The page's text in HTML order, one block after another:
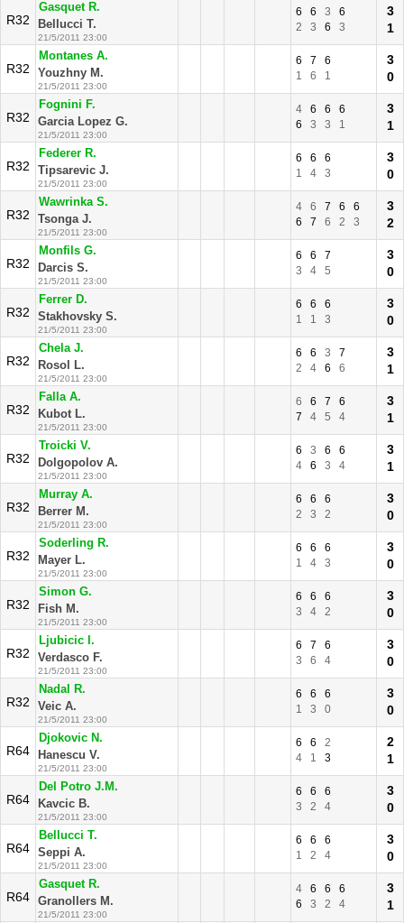
R32
Gasquet R.
Bellucci T.
21/5/2011 23:00
6 6 3
6
2
3 6 3
3
1
R32
Montanes A.
Youzhny M.
21/5/2011 23:00
6 7
6
1
6 1
3
0
R32
Fognini F.
Garcia Lopez G.
21/5/2011 23:00
4 6 6
6
6
3 3 1
3
1
R32
Federer R.
Tipsarevic J.
21/5/2011 23:00
6 6
6
1
4 3
3
0
R32
Wawrinka S.
Tsonga J.
21/5/2011 23:00
4 6 7 6
6
6
7 6 2 3
3
2
R32
Monfils G.
Darcis S.
21/5/2011 23:00
6 6
7
3
4 5
3
0
R32
Ferrer D.
Stakhovsky S.
21/5/2011 23:00
6 6
6
1
1 3
3
0
R32
Chela J.
Rosol L.
21/5/2011 23:00
6 6 3
7
2
4 6 6
3
1
R32
Falla A.
Kubot L.
21/5/2011 23:00
6 6 7
6
7
4 5 4
3
1
R32
Troicki V.
Dolgopolov A.
21/5/2011 23:00
6 3 6
6
4
6 3 4
3
1
R32
Murray A.
Berrer M.
21/5/2011 23:00
6 6
6
2
3 2
3
0
R32
Soderling R.
Mayer L.
21/5/2011 23:00
6 6
6
1
4 3
3
0
R32
Simon G.
Fish M.
21/5/2011 23:00
6 6
6
3
4 2
3
0
R32
Ljubicic I.
Verdasco F.
21/5/2011 23:00
6 7
6
3
6 4
3
0
R32
Nadal R.
Veic A.
21/5/2011 23:00
6 6
6
1
3 0
3
0
R64
Djokovic N.
Hanescu V.
21/5/2011 23:00
6 6
2
4
1 3
2
1
R64
Del Potro J.M.
Kavcic B.
21/5/2011 23:00
6 6
6
3
2 4
3
0
R64
Bellucci T.
Seppi A.
21/5/2011 23:00
6 6
6
1
2 4
3
0
R64
Gasquet R.
Granollers M.
21/5/2011 23:00
4 6 6
6
6
3 2 4
3
1